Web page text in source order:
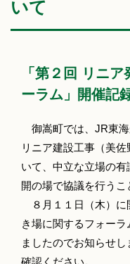
いて
「第２回 リニ
ーラム」開催記
御嵩町では、JR東
リニア建設工事（美
いて、中立な立場の
開の場で協議を行うこ
８月１１日（木）に
き場に関するフォー
ましたのでお知らせ
確認ください。